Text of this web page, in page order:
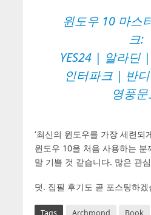
윈도우 10 마스
크:
YES24 | 알라딘|
인터파크| 반
영풍
‘최신의 윈도우를 가장 세련되
윈도우 10을 처음 사용하는 분
말 기쁠 것 같습니다. 많은 관
덧. 집필 후기도 곧 포스팅하